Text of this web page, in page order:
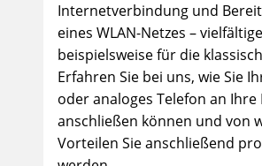
Internetverbindung und
eines WLAN-Netzes –
beispielsweise für die
Erfahren Sie bei uns, wie Sie
oder analoges Telefon an Ihre
anschließen können und von
Vorteilen Sie anschließend